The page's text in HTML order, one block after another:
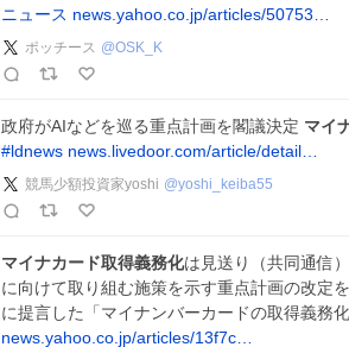
ニュース news.yahoo.co.jp/articles/50753…
ポッチース @OSK_K
政府がAIなどを巡る重点計画を閣議決定 マイ
#ldnews news.livedoor.com/article/detail…
競馬少額投資家yoshi @yoshi_keiba55
マイナカード取得義務化は見送り（共同通信
に向けて取り組む施策を示す重点計画の改定
に提言した「マイナンバーカードの取得義務
news.yahoo.co.jp/articles/13f7c…